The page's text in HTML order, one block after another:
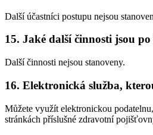
Další účastníci postupu nejsou
15. Jaké další činnosti jsou
Další činnosti nejsou stanoveny.
16. Elektronická služba,
Můžete využít elektronickou
stránkách příslušné zdravotní